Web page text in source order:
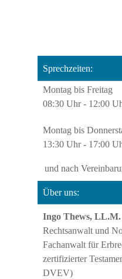
Montag bis Freitag
08:30 Uhr - 12:00
Sprechzeiten:
Über uns:
Ingo Thews, LL.M.
Rechtsanwalt und
Fachanwalt für
zertifizierter
DVEV)
Montag bis
13:30 Uhr - 17:00
und nach